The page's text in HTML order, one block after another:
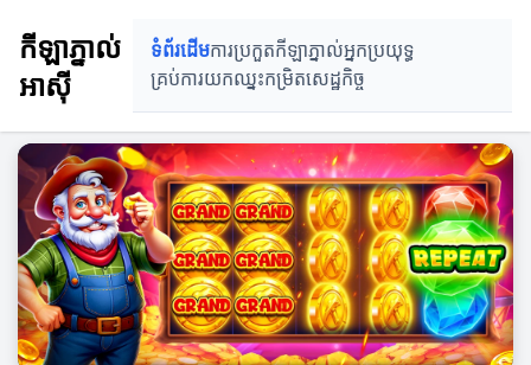
កីឡាភ្នាល់
អាស៊ី
ទំព័រដើមការប្រកួតកីឡាភ្នាល់អ្នកប្រយុទ្ធ
គ្រប់ការយកឈ្នះកម្រិតសេដ្ឋកិច្ច